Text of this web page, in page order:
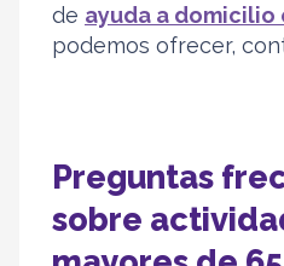
de ayuda a domicilio
podemos ofrecer,
Preguntas
sobre